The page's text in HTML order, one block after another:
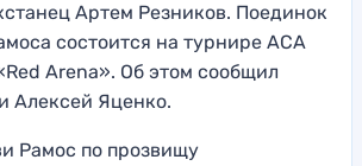
Артем Резников. Поединок
состоится на турнире ACA
Arena». Об этом сообщил
Алексей Яценко.
Рамос по прозвищу